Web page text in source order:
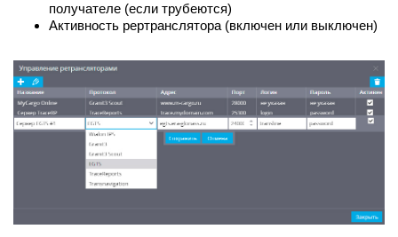
получателе (если трубеются)
Активность рертранслятора (включен или выключен)